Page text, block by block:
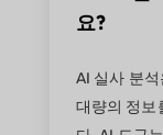
요?
AI 실사 분
대량의 정보